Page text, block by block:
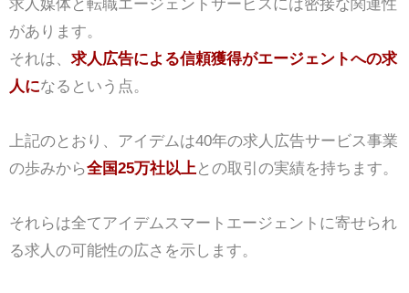
求人媒体と転職エージェントサービスには密接な関連性
があります。
それは、 求人広告による信頼獲得がエージェントへの求
人になるという点。
上記のとおり、アイデムは40年の求人広告サービス事業
の歩みから全国25万社以上 との取引の実績を持ちます。
それらは全てアイデムスマートエージェントに寄せられ
る求人の可能性の広さを示します。